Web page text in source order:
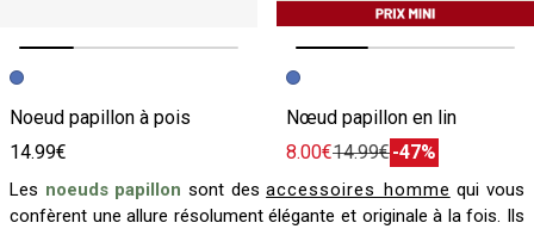
Image précédente
Image suivante
Noeud papillon à pois
14.99€
Image précédente
Image suivante
Nœud papillon en lin
8.00€14.99€-47%
Les noeuds papillon sont desaccessoires homme qui vous
confèrent une allure résolument élégante et originale à la fois. Ils